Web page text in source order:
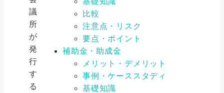
議
所
が
発
行
す
る
比較
注意点・リスク
要点・ポイント
補助金・助成金
メリット・デメリット
事例・ケーススタディ
基礎知識